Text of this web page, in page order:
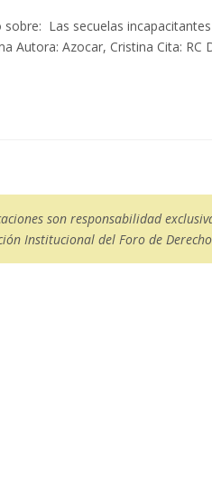
Las secuelas
Autora: Azocar, Cristina Cita: RC
son responsabilidad
Institucional del Foro de